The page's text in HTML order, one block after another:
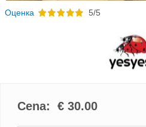
Oценка 5/5
Cena: € 30.00